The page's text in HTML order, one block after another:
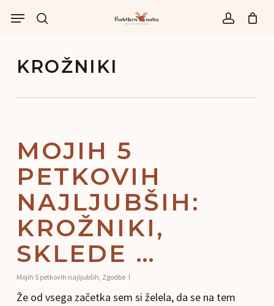
išči account
Menu
KROŽNIKI
MOJIH 5
PETKOVIH
NAJLJUBŠIH:
KROŽNIKI,
SKLEDE …
Mojih 5 petkovih najljubših, Zgodbe
Že od vsega začetka sem si želela, da se na tem